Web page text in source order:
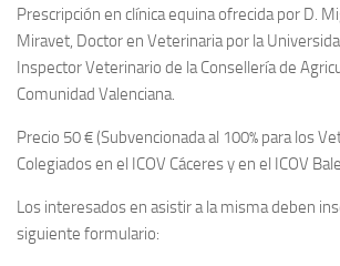
Prescripción en clínica equina ofrecida por D.
Miravet, Doctor en Veterinaria por la
Inspector Veterinario de la Consellería de
Comunidad Valenciana.
Precio 50 € (Subvencionada al 100% para los
Colegiados en el ICOV Cáceres y en el ICOV
Los interesados en asistir a la misma deben
siguiente formulario: